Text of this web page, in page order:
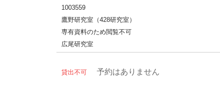
1003559
鷹野研究室（428研究室）
専有資料のため閲覧不可
広尾研究室
貸出不可 予約はありません